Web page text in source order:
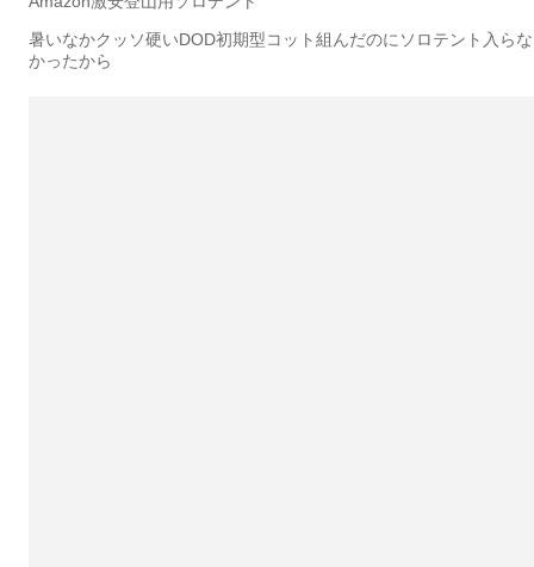
暑いなかクッソ硬いDOD初期型コット組んだのにソロテント入らな
かったから